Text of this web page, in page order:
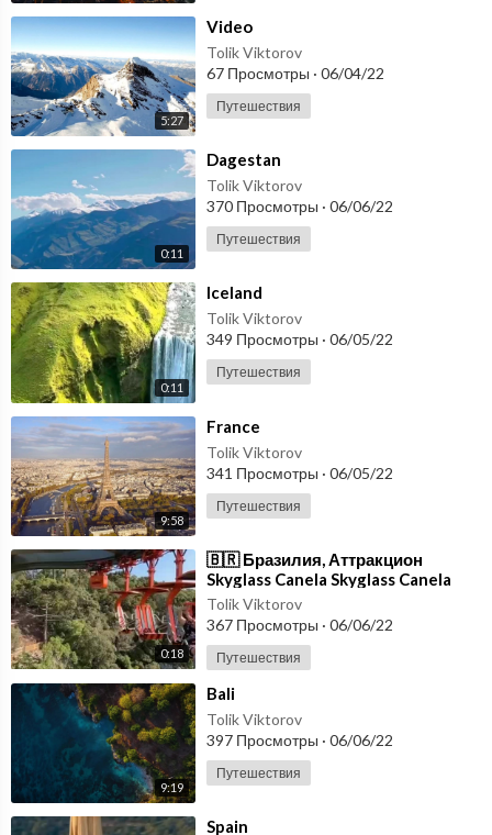
5:27
⁣Video
Tolik Viktorov
67 Просмотры · 06/04/22
Путешествия
0:11
⁣Dagestan
Tolik Viktorov
370 Просмотры · 06/06/22
Путешествия
0:11
⁣Iceland
Tolik Viktorov
349 Просмотры · 06/05/22
Путешествия
9:58
⁣France
Tolik Viktorov
341 Просмотры · 06/05/22
Путешествия
0:18
⁣🇧🇷 Бразилия, Аттракцион
Skyglass Canela Skyglass Canela
Tolik Viktorov
367 Просмотры · 06/06/22
Путешествия
9:19
⁣Bali
Tolik Viktorov
397 Просмотры · 06/06/22
Путешествия
⁣Spain